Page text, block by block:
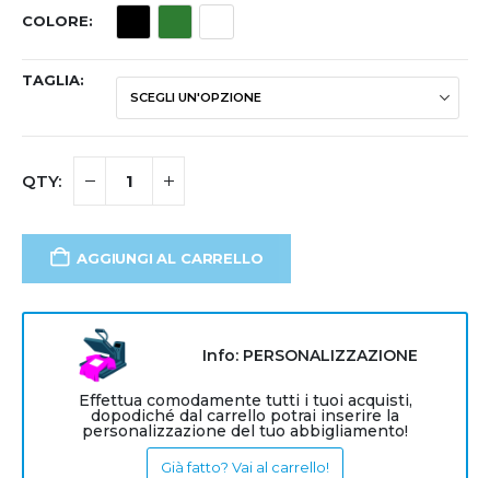
COLORE
TAGLIA
AGGIUNGI AL CARRELLO
Info: PERSONALIZZAZIONE
Effettua comodamente tutti i tuoi acquisti,
dopodiché dal carrello potrai inserire la
personalizzazione del tuo abbigliamento!
Già fatto? Vai al carrello!